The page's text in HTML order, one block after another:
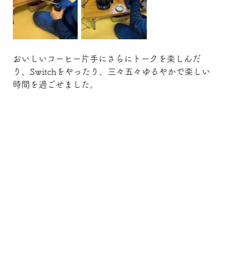
おいしいコーヒー片手にさらにトークを楽しんだ
り、Switchをやったり、三々五々ゆるやかで楽しい
時間を過ごせました。